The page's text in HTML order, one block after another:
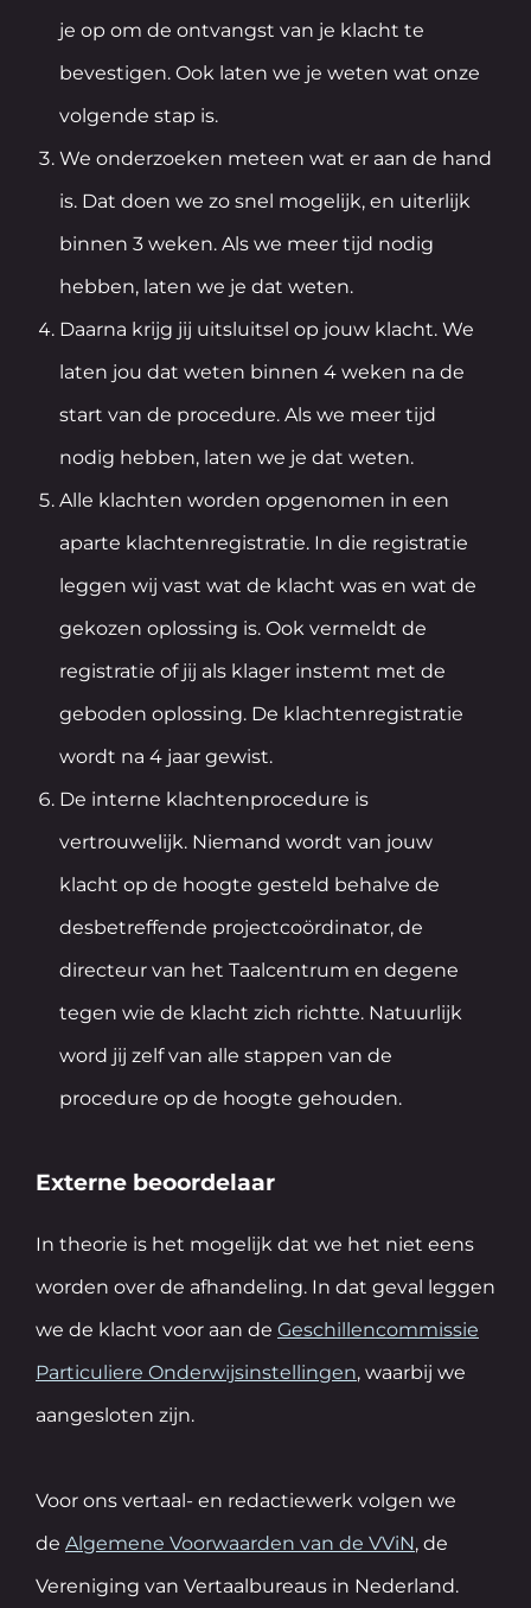
je op om de ontvangst van je klacht te
bevestigen. Ook laten we je weten wat onze
volgende stap is.
We onderzoeken meteen wat er aan de hand
is. Dat doen we zo snel mogelijk, en uiterlijk
binnen 3 weken. Als we meer tijd nodig
hebben, laten we je dat weten.
Daarna krijg jij uitsluitsel op jouw klacht. We
laten jou dat weten binnen 4 weken na de
start van de procedure. Als we meer tijd
nodig hebben, laten we je dat weten.
Alle klachten worden opgenomen in een
aparte klachtenregistratie. In die registratie
leggen wij vast wat de klacht was en wat de
gekozen oplossing is. Ook vermeldt de
registratie of jij als klager instemt met de
geboden oplossing. De klachtenregistratie
wordt na 4 jaar gewist.
De interne klachtenprocedure is
vertrouwelijk. Niemand wordt van jouw
klacht op de hoogte gesteld behalve de
desbetreffende projectcoördinator, de
directeur van het Taalcentrum en degene
tegen wie de klacht zich richtte. Natuurlijk
word jij zelf van alle stappen van de
procedure op de hoogte gehouden.
Externe beoordelaar
In theorie is het mogelijk dat we het niet eens
worden over de afhandeling. In dat geval leggen
we de klacht voor aan de Geschillencommissie
Particuliere Onderwijsinstellingen, waarbij we
aangesloten zijn.
Voor ons vertaal- en redactiewerk volgen we
de Algemene Voorwaarden van de VViN, de
Vereniging van Vertaalbureaus in Nederland.